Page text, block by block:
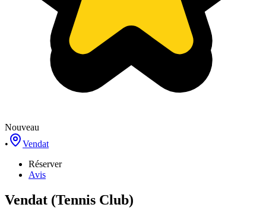
Nouveau
•
Vendat
Réserver
Avis
Vendat (Tennis Club)